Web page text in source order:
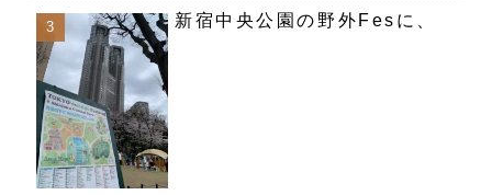
新宿中央公園の野外Fesに、